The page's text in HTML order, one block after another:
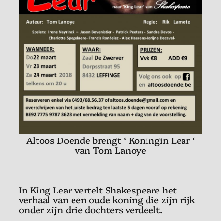
Altoos Doende brengt ‘ Koningin Lear ‘
van Tom Lanoye
In King Lear vertelt Shakespeare het
verhaal van een oude koning die zijn rijk
onder zijn drie dochters verdeelt.